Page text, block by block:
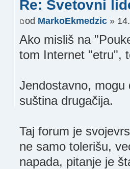
Re: Svetovni
od MarkoEkmedzic»
Ako misliš na
tom Internet "etru",
Jendostavno, mogu
suština drugačija.
Taj forum je
ne samo tolerišu,
napada, pitanje je